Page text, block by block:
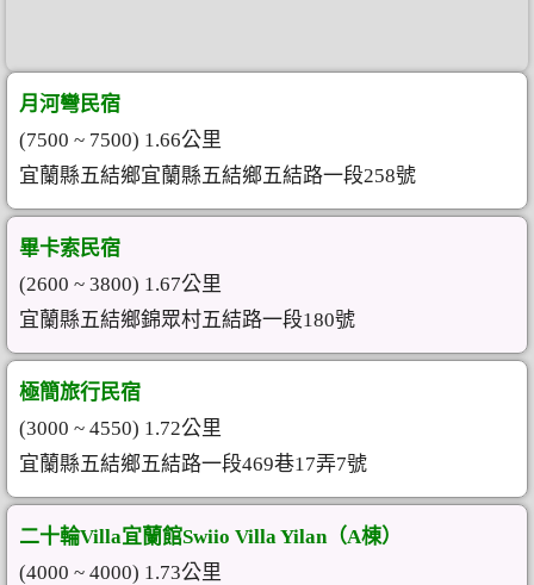
月河彎民宿
(7500 ~ 7500) 1.66公里
宜蘭縣五結鄉宜蘭縣五結鄉五結路一段258號
畢卡索民宿
(2600 ~ 3800) 1.67公里
宜蘭縣五結鄉錦眾村五結路一段180號
極簡旅行民宿
(3000 ~ 4550) 1.72公里
宜蘭縣五結鄉五結路一段469巷17弄7號
二十輪Villa宜蘭館Swiio Villa Yilan（A棟）
(4000 ~ 4000) 1.73公里